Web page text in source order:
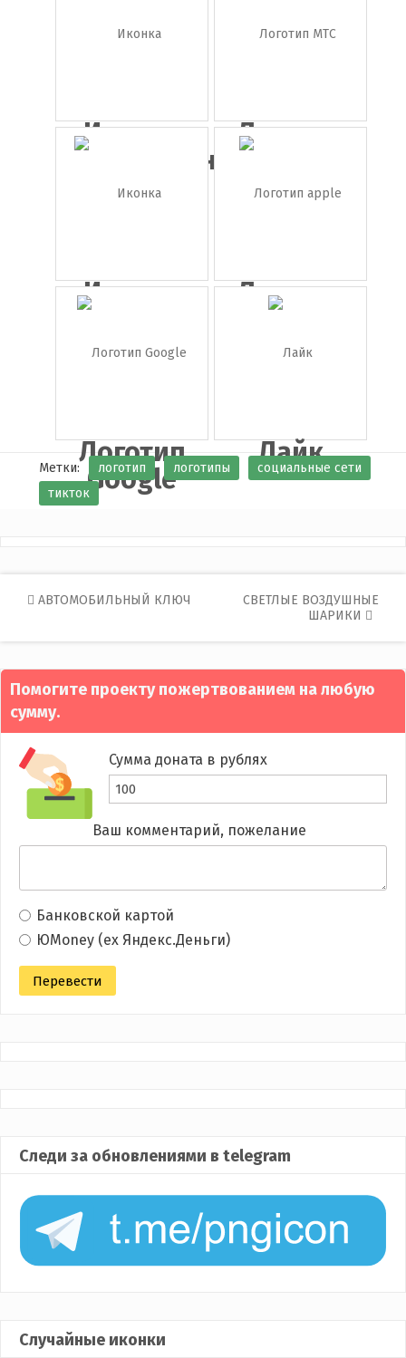
nv...
Иконка
одноклассн...
Логотип
Иконка
facebook
Логотип
apple
Логотип
Google
Лайк
Метки: логотип логотипы
социальные сети
тикток
Post
АВТОМОБИЛЬНЫЙ КЛЮЧ
СВЕТЛЫЕ ВОЗДУШНЫЕ
ШАРИКИ
Помогите проекту пожертвованием на любую
сумму.
Сумма доната в рублях
Ваш комментарий, пожелание
Банковской картой
ЮMoney (ex Яндекс.Деньги)
Следи за обновлениями в telegram
Случайные иконки